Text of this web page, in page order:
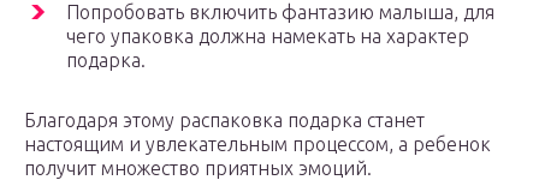
Попробовать включить фантазию малыша, для
чего упаковка должна намекать на характер
подарка.
Благодаря этому распаковка подарка станет
настоящим и увлекательным процессом, а ребенок
получит множество приятных эмоций.